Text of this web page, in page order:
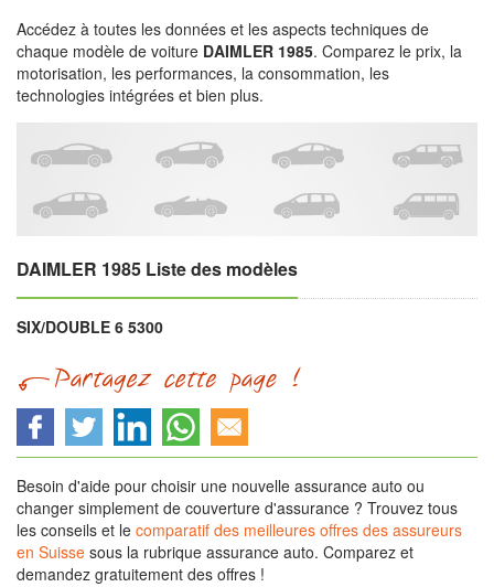
Accédez à toutes les données et les aspects techniques de
chaque modèle de voiture DAIMLER 1985. Comparez le prix, la
motorisation, les performances, la consommation, les
technologies intégrées et bien plus.
DAIMLER 1985 Liste des modèles
SIX/DOUBLE 6 5300
Besoin d'aide pour choisir une nouvelle assurance auto ou
changer simplement de couverture d'assurance ? Trouvez tous
les conseils et le comparatif des meilleures offres des assureurs
en Suisse sous la rubrique assurance auto. Comparez et
demandez gratuitement des offres !